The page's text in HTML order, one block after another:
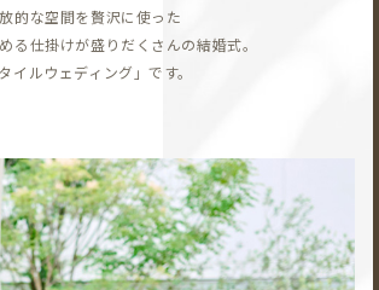
的な空間を贅沢に使った
る仕掛けが盛りだくさんの結婚式。
イルウェディング」です。